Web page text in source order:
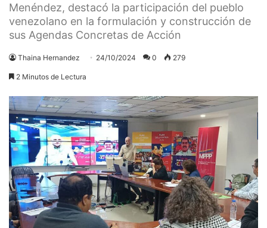
Menéndez, destacó la participación del pueblo
venezolano en la formulación y construcción de
sus Agendas Concretas de Acción
Thaina Hernandez 24/10/2024 0 279
2 Minutos de Lectura